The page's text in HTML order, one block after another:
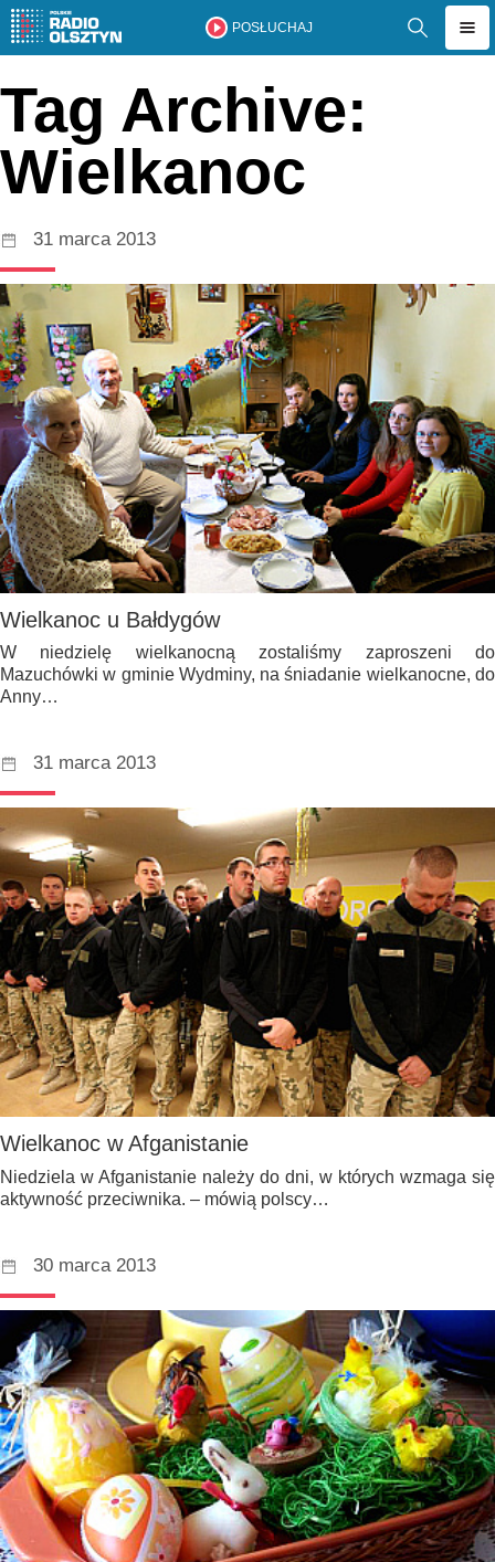
POSŁUCHAJ
Tag Archive:
Wielkanoc
31 marca 2013
Wielkanoc u Bałdygów
W niedzielę wielkanocną zostaliśmy zaproszeni do
Mazuchówki w gminie Wydminy, na śniadanie wielkanocne, do
Anny…
31 marca 2013
Wielkanoc w Afganistanie
Niedziela w Afganistanie należy do dni, w których wzmaga się
aktywność przeciwnika. – mówią polscy…
30 marca 2013